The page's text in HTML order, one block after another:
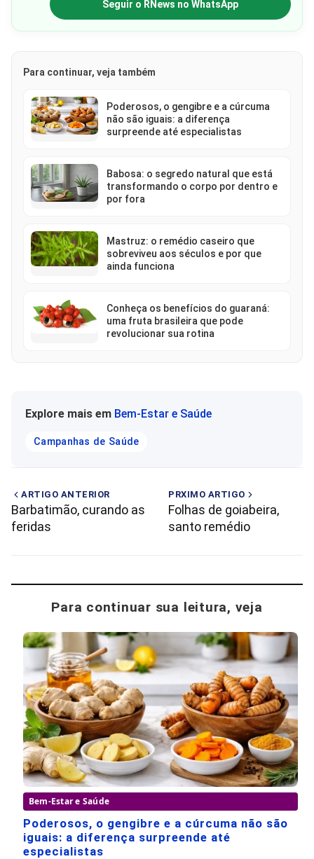
Seguir o RNews no WhatsApp
Para continuar, veja também
Poderosos, o gengibre e a cúrcuma
não são iguais: a diferença
surpreende até especialistas
Babosa: o segredo natural que está
transformando o corpo por dentro e
por fora
Mastruz: o remédio caseiro que
sobreviveu aos séculos e por que
ainda funciona
Conheça os benefícios do guaraná:
uma fruta brasileira que pode
revolucionar sua rotina
Explore mais em Bem-Estar e Saúde
Campanhas de Saúde
ARTIGO ANTERIOR
Barbatimão, curando as
feridas
PRXIMO ARTIGO
Folhas de goiabeira,
santo remédio
Para continuar sua leitura, veja
Bem-Estar e Saúde
Poderosos, o gengibre e a cúrcuma não são
iguais: a diferença surpreende até
especialistas